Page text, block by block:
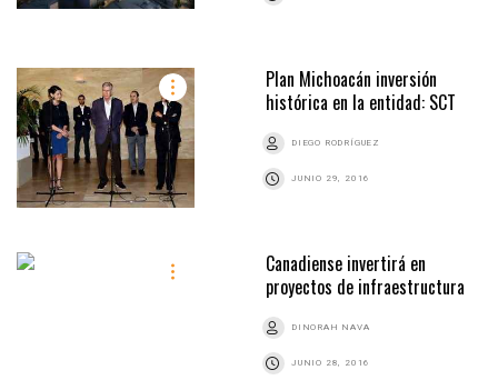
Plan Michoacán inversión
histórica en la entidad: SCT
DIEGO RODRÍGUEZ
JUNIO 29, 2016
Canadiense invertirá en
proyectos de infraestructura
DINORAH NAVA
JUNIO 28, 2016